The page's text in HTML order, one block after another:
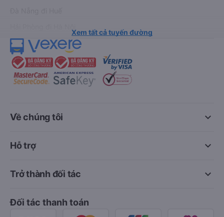
Xem tất cả tuyến đường
keyboard_arrow_down
Về chúng tôi
keyboard_arrow_down
Hỗ trợ
keyboard_arrow_down
Trở thành đối tác
Đối tác thanh toán